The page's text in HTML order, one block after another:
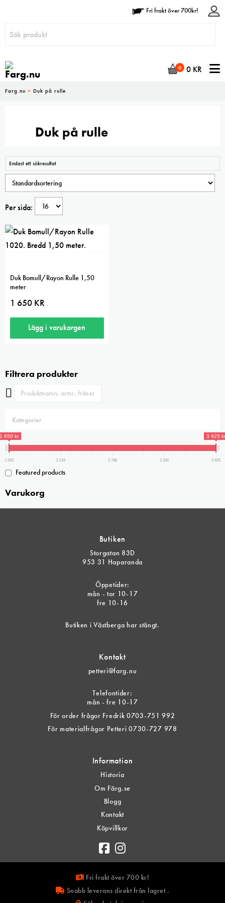
Fri frakt över 700kr!
0 0 KR
Farg.nu > Duk på rulle
Duk på rulle
Endast ett sökresultat
Per sida:
Duk Bomull/Rayon Rulle 1,50
meter
1 650 KR
Lägg i varukorgen
Filtrera produkter
1 650 kr 3 925 kr
1 650 2 219 2 788 3 356 3 925
Featured products
Varukorg
Butiken
Storgatan 83D
953 31 Haparanda
Öppetider:
mån - tor 10-17
fre 10-16
Butiken i Västberga har stängt.
Kontakt
petteri@farg.nu
Telefontider:
mån - fre 10-17
För order frågor Fredrik 0703-751 992
För materialfrågor Petteri 0730-727 978
Information
Historia
Om Färg.se
Blogg
Kontakt
Köpvillkor
Fri frakt över 700 kr!
Snabb leverans direkt från lagret .